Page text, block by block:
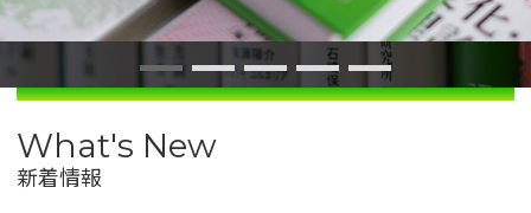
What's New
新着情報